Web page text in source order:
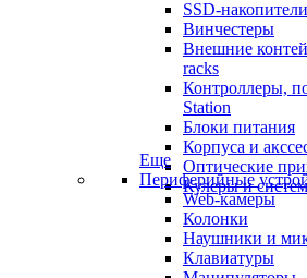
SSD-накопители
Винчестеры
Внешние
racks
Контроллеры,
Station
Блоки питания
Корпуса и
Оптические
Кулеры и
Еще
Периферийные
Web-камеры
Колонки
Наушники и
Клавиатуры